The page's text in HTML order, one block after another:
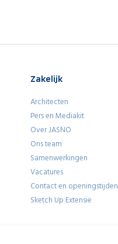
Zakelijk
Architecten
Pers en Mediakit
Over JASNO
Ons team
Samenwerkingen
Vacatures
Contact en openingstijden
Sketch Up Extensie